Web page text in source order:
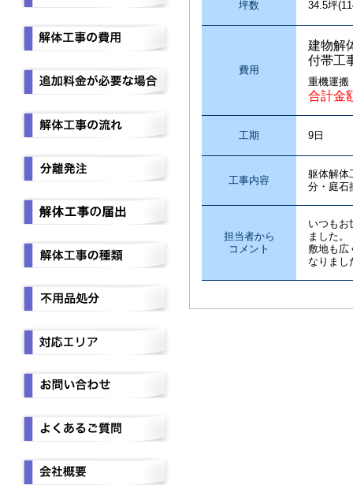
坪数 34.5坪
費用
建物解
付帯工
重機運搬
合計金
工期 9日
工事内容
躯体解
分・庭石
担当者から
コメント
いつもお
ました。
敷地も広
なりまし